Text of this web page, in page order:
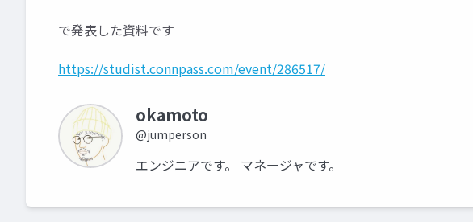
で発表した資料です
https://studist.connpass.com/event/286517/
okamoto
@jumperson
エンジニアです。 マネージャです。